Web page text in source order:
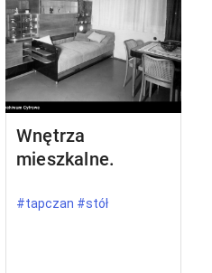
Wnętrza
mieszkalne.
#tapczan #stół